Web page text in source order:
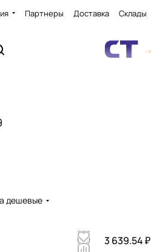
Партнеры Доставка Склады
дешевые
3 639.54 ₽